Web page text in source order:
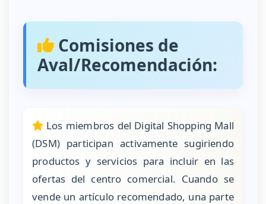
Comisiones de
Aval/Recomendación:
Los miembros del Digital Shopping Mall
(DSM) participan activamente sugiriendo
productos y servicios para incluir en las
ofertas del centro comercial. Cuando se
vende un artículo recomendado, una parte